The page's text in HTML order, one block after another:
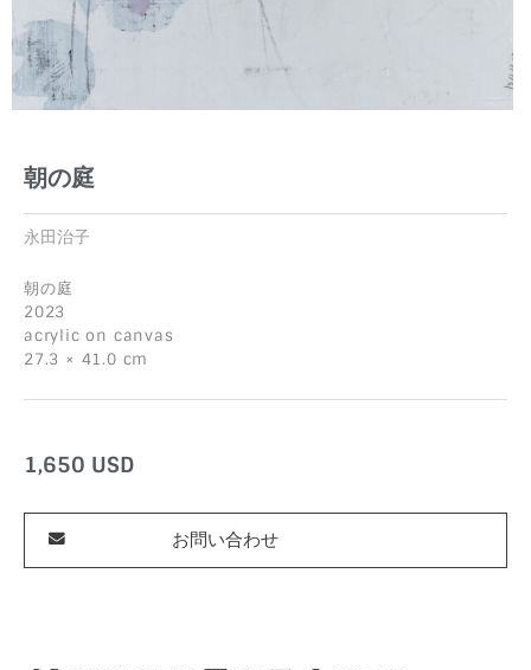
朝の庭
永田治子
朝の庭
2023
acrylic on canvas
27.3 × 41.0 cm
1,650 USD
お問い合わせ